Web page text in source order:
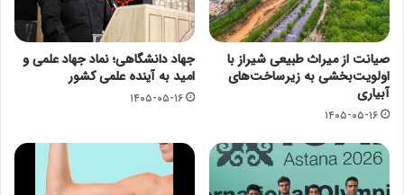
صیانت از میراث طبیعی شیراز با
اولویت‌بخشی به زیرساخت‌های
آبیاری
۱۴۰۵-۰۵-۱۶
جهاد دانشگاهی؛ نماد جهاد علمی و
امید به آینده علمی کشور
۱۴۰۵-۰۵-۱۶